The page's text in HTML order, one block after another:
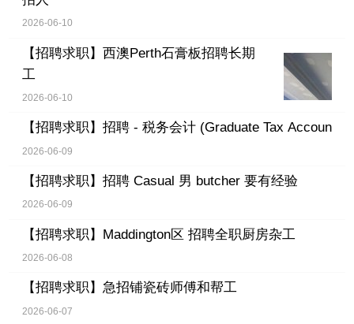
2026-06-10
【招聘求职】 西澳Perth石膏板招聘长期
工
2026-06-10
【招聘求职】 招聘 - 税务会计 (Graduate Tax Accoun
2026-06-09
【招聘求职】 招聘 Casual 男 butcher 要有经验
2026-06-09
【招聘求职】 Maddington区 招聘全职厨房杂工
2026-06-08
【招聘求职】 急招铺瓷砖师傅和帮工
2026-06-07